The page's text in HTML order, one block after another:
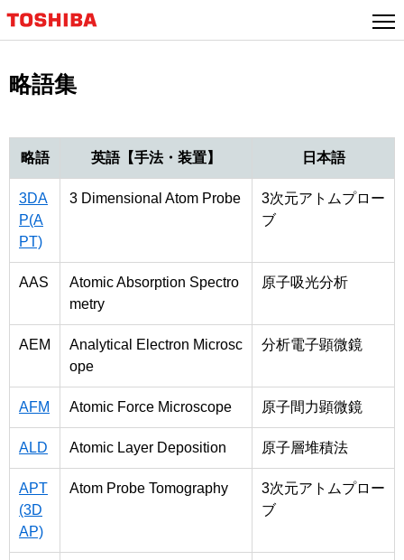
略語集
略語 英語【手法・装置】 日本語
3DA
P(A
PT)
3 Dimensional Atom Probe
3次元アトムプロー
ブ
AAS
Atomic Absorption Spectro
metry
原子吸光分析
AEM
Analytical Electron Microsc
ope
分析電子顕微鏡
AFM Atomic Force Microscope 原子間力顕微鏡
ALD Atomic Layer Deposition 原子層堆積法
APT
(3D
AP)
Atom Probe Tomography
3次元アトムプロー
ブ